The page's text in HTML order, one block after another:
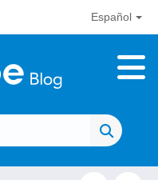
Español